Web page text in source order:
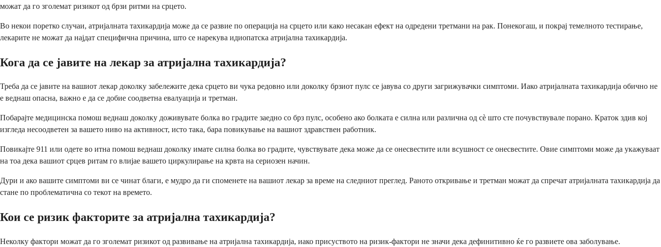
можат да го зголемат ризикот од брзи ритми на срцето.
Во некои поретко случаи, атријалната тахикардија може да се развие по операција на срцето или како несакан ефект на одредени третмани на рак. Понекогаш, и покрај темелното тестирање,
лекарите не можат да најдат специфична причина, што се нарекува идиопатска атријална тахикардија.
Кога да се јавите на лекар за атријална тахикардија?
Треба да се јавите на вашиот лекар доколку забележите дека срцето ви чука редовно или доколку брзиот пулс се јавува со други загрижувачки симптоми. Иако атријалната тахикардија обично не
е веднаш опасна, важно е да се добие соодветна евалуација и третман.
Побарајте медицинска помош веднаш доколку доживувате болка во градите заедно со брз пулс, особено ако болката е силна или различна од сè што сте почувствувале порано. Краток здив кој
изгледа несоодветен за вашето ниво на активност, исто така, бара повикување на вашиот здравствен работник.
Повикајте 911 или одете во итна помош веднаш доколку имате силна болка во градите, чувствувате дека може да се онесвестите или всушност се онесвестите. Овие симптоми може да укажуваат
на тоа дека вашиот срцев ритам го влијае вашето циркулирање на крвта на сериозен начин.
Дури и ако вашите симптоми ви се чинат благи, е мудро да ги споменете на вашиот лекар за време на следниот преглед. Раното откривање и третман можат да спречат атријалната тахикардија да
стане по проблематична со текот на времето.
Кои се ризик факторите за атријална тахикардија?
Неколку фактори можат да го зголемат ризикот од развивање на атријална тахикардија, иако присуството на ризик-фактори не значи дека дефинитивно ќе го развиете ова заболување.